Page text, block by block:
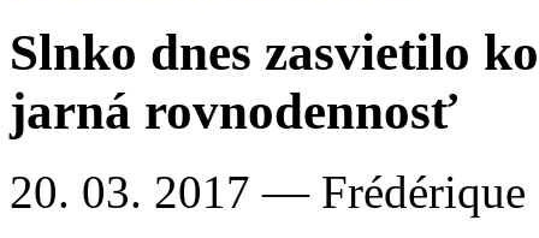
Slnko dnes zasvietilo
jarná rovnodennosť
20. 03. 2017 — Frédérique